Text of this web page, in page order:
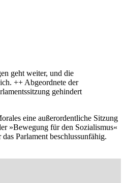
geht weiter, und die
++ Abgeordnete der
gehindert
eine außerordentliche Sitzung
»Bewegung für den Sozialismus«
Parlament beschlussunfähig.